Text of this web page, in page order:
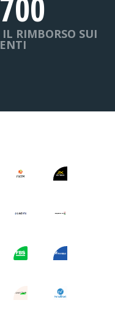
RIMBORSO SUI